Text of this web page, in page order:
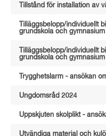
Tillstånd för installation av
Tilläggsbelopp/individuellt
grundskola och
Tilläggsbelopp/individuellt
grundskola och
Trygghetslarm - ansökan
Ungdomsråd 2024
Uppskjuten skolplikt -
Utvändiga material och